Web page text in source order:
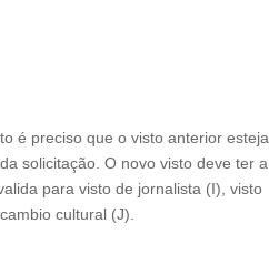
é preciso que o visto anterior esteja
solicitação. O novo visto deve ter a
para visto de jornalista (I), visto
cultural (J).